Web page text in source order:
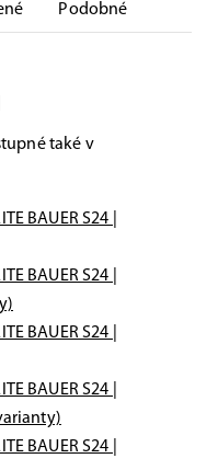
Podobné
také v
BAUER S24 |
BAUER S24 |
BAUER S24 |
BAUER S24 |
BAUER S24 |